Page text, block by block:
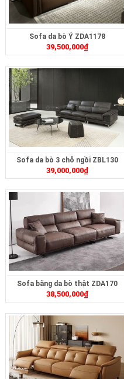
Sofa da bò Ý ZDA1178
39,500,000₫
Sofa da bò 3 chỗ ngồi ZBL130
39,000,000₫
Sofa băng da bò thật ZDA170
38,500,000₫